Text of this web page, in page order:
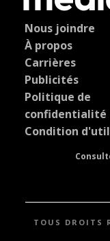
Nous joindre
À propos
Carrières
Publicités
Politique de
confidentialité
Condition
TOUS DROITS